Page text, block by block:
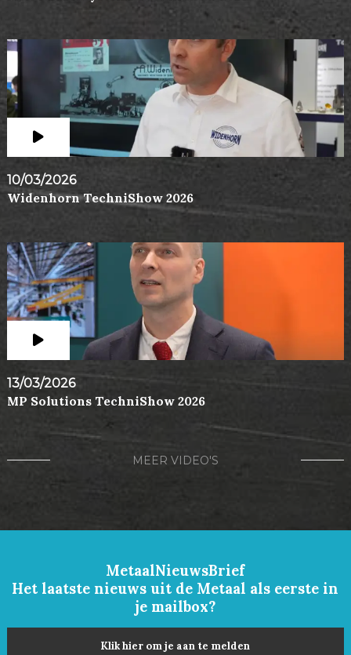
10/03/2026
Widenhorn TechniShow 2026
13/03/2026
MP Solutions TechniShow 2026
MEER VIDEO'S
MetaalNieuwsBrief
Het laatste nieuws uit de Metaal als eerste in
je mailbox?
Klik hier om je aan te melden